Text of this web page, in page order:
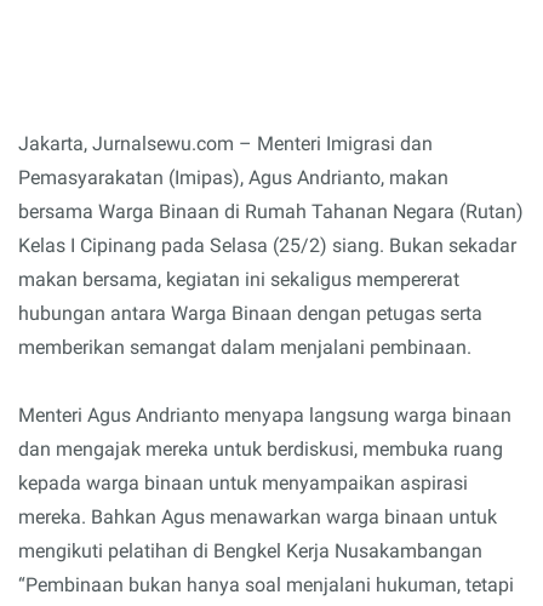
Jakarta, Jurnalsewu.com – Menteri Imigrasi dan
Pemasyarakatan (Imipas), Agus Andrianto, makan
bersama Warga Binaan di Rumah Tahanan Negara (Rutan)
Kelas I Cipinang pada Selasa (25/2) siang. Bukan sekadar
makan bersama, kegiatan ini sekaligus mempererat
hubungan antara Warga Binaan dengan petugas serta
memberikan semangat dalam menjalani pembinaan.
Menteri Agus Andrianto menyapa langsung warga binaan
dan mengajak mereka untuk berdiskusi, membuka ruang
kepada warga binaan untuk menyampaikan aspirasi
mereka. Bahkan Agus menawarkan warga binaan untuk
mengikuti pelatihan di Bengkel Kerja Nusakambangan
“Pembinaan bukan hanya soal menjalani hukuman, tetapi